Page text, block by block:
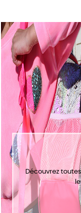
Découvrez